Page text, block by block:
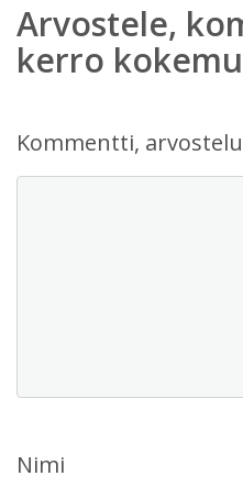
Arvostele,
kerro
Kommentti,
Nimi